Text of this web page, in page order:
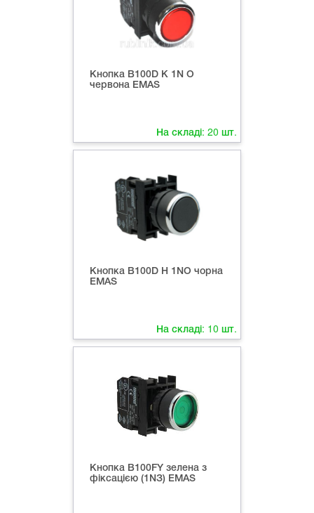
Кнопка B100D К 1N O
червона EMAS
На складі: 20 шт.
Кнопка B100D Н 1NO чорна
EMAS
На складі: 10 шт.
Кнопка B100FY зелена з
фіксацією (1NЗ) EMAS